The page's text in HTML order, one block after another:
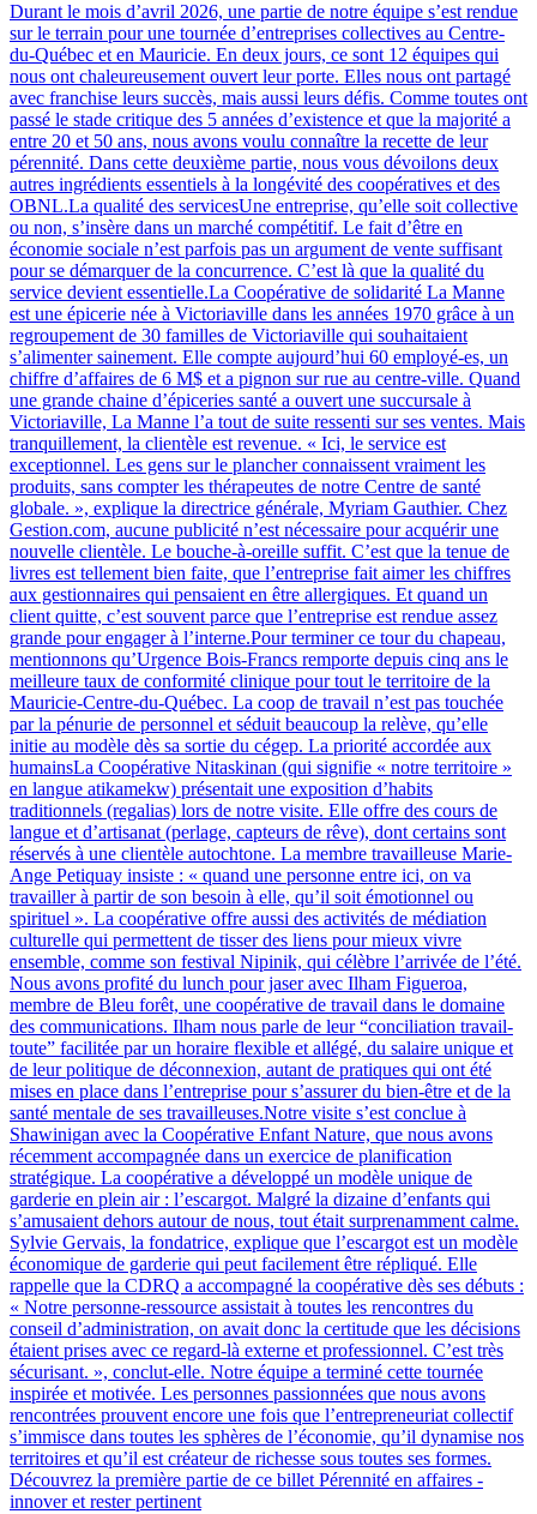
Durant le mois d’avril 2026, une partie de notre équipe s’est rendue
sur le terrain pour une tournée d’entreprises collectives au Centre-
du-Québec et en Mauricie. En deux jours, ce sont 12 équipes qui
nous ont chaleureusement ouvert leur porte. Elles nous ont partagé
avec franchise leurs succès, mais aussi leurs défis. Comme toutes ont
passé le stade critique des 5 années d’existence et que la majorité a
entre 20 et 50 ans, nous avons voulu connaître la recette de leur
pérennité. Dans cette deuxième partie, nous vous dévoilons deux
autres ingrédients essentiels à la longévité des coopératives et des
OBNL.La qualité des servicesUne entreprise, qu’elle soit collective
ou non, s’insère dans un marché compétitif. Le fait d’être en
économie sociale n’est parfois pas un argument de vente suffisant
pour se démarquer de la concurrence. C’est là que la qualité du
service devient essentielle.La Coopérative de solidarité La Manne
est une épicerie née à Victoriaville dans les années 1970 grâce à un
regroupement de 30 familles de Victoriaville qui souhaitaient
s’alimenter sainement. Elle compte aujourd’hui 60 employé-es, un
chiffre d’affaires de 6 M$ et a pignon sur rue au centre-ville. Quand
une grande chaine d’épiceries santé a ouvert une succursale à
Victoriaville, La Manne l’a tout de suite ressenti sur ses ventes. Mais
tranquillement, la clientèle est revenue. « Ici, le service est
exceptionnel. Les gens sur le plancher connaissent vraiment les
produits, sans compter les thérapeutes de notre Centre de santé
globale. », explique la directrice générale, Myriam Gauthier. Chez
Gestion.com, aucune publicité n’est nécessaire pour acquérir une
nouvelle clientèle. Le bouche-à-oreille suffit. C’est que la tenue de
livres est tellement bien faite, que l’entreprise fait aimer les chiffres
aux gestionnaires qui pensaient en être allergiques. Et quand un
client quitte, c’est souvent parce que l’entreprise est rendue assez
grande pour engager à l’interne.Pour terminer ce tour du chapeau,
mentionnons qu’Urgence Bois-Francs remporte depuis cinq ans le
meilleure taux de conformité clinique pour tout le territoire de la
Mauricie-Centre-du-Québec. La coop de travail n’est pas touchée
par la pénurie de personnel et séduit beaucoup la relève, qu’elle
initie au modèle dès sa sortie du cégep. La priorité accordée aux
humainsLa Coopérative Nitaskinan (qui signifie « notre territoire »
en langue atikamekw) présentait une exposition d’habits
traditionnels (regalias) lors de notre visite. Elle offre des cours de
langue et d’artisanat (perlage, capteurs de rêve), dont certains sont
réservés à une clientèle autochtone. La membre travailleuse Marie-
Ange Petiquay insiste : « quand une personne entre ici, on va
travailler à partir de son besoin à elle, qu’il soit émotionnel ou
spirituel ». La coopérative offre aussi des activités de médiation
culturelle qui permettent de tisser des liens pour mieux vivre
ensemble, comme son festival Nipinik, qui célèbre l’arrivée de l’été.
Nous avons profité du lunch pour jaser avec Ilham Figueroa,
membre de Bleu forêt, une coopérative de travail dans le domaine
des communications. Ilham nous parle de leur “conciliation travail-
toute” facilitée par un horaire flexible et allégé, du salaire unique et
de leur politique de déconnexion, autant de pratiques qui ont été
mises en place dans l’entreprise pour s’assurer du bien-être et de la
santé mentale de ses travailleuses.Notre visite s’est conclue à
Shawinigan avec la Coopérative Enfant Nature, que nous avons
récemment accompagnée dans un exercice de planification
stratégique. La coopérative a développé un modèle unique de
garderie en plein air : l’escargot. Malgré la dizaine d’enfants qui
s’amusaient dehors autour de nous, tout était surprenamment calme.
Sylvie Gervais, la fondatrice, explique que l’escargot est un modèle
économique de garderie qui peut facilement être répliqué. Elle
rappelle que la CDRQ a accompagné la coopérative dès ses débuts :
« Notre personne-ressource assistait à toutes les rencontres du
conseil d’administration, on avait donc la certitude que les décisions
étaient prises avec ce regard-là externe et professionnel. C’est très
sécurisant. », conclut-elle. Notre équipe a terminé cette tournée
inspirée et motivée. Les personnes passionnées que nous avons
rencontrées prouvent encore une fois que l’entrepreneuriat collectif
s’immisce dans toutes les sphères de l’économie, qu’il dynamise nos
territoires et qu’il est créateur de richesse sous toutes ses formes.
Découvrez la première partie de ce billet Pérennité en affaires -
innover et rester pertinent